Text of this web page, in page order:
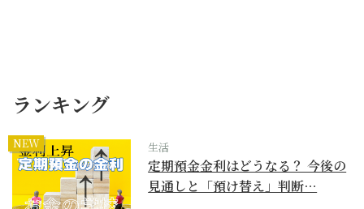
ランキング
NEW 生活
定期預金金利はどうなる？ 今後の
見通しと「預け替え」判断…